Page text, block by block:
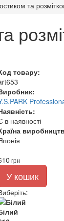
та
товару:
в наявності
грн
У кошик
: